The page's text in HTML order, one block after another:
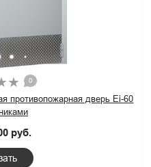
0
противопожарная дверь Ei-60
руб.